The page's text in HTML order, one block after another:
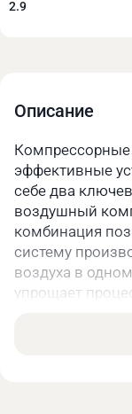
2.9
Описание
эффективные
себе два
воздушный
комбинация
систему
воздуха в
упрощает
Компрессор